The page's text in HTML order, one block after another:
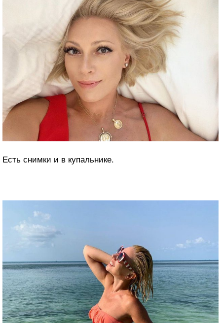
Есть снимки и в купальнике.